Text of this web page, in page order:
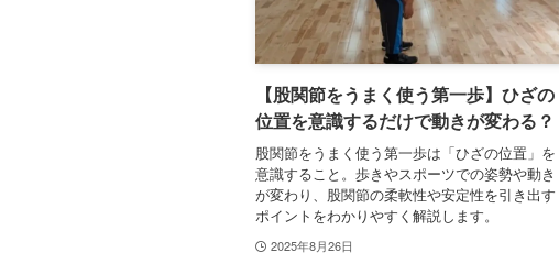
【股関節をうまく使う第一歩】ひざの
位置を意識するだけで動きが変わる？
股関節をうまく使う第一歩は「ひざの位置」を
意識すること。歩きやスポーツでの姿勢や動き
が変わり、股関節の柔軟性や安定性を引き出す
ポイントをわかりやすく解説します。
2025年8月26日